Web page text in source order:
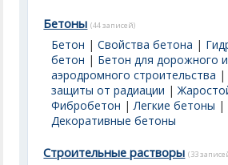
Бетоны (44 записей)
Бетон |Свойства бетона |
бетон | Бетон для дорожного и
аэродромного строительства |
защиты от радиации |
Фибробетон |Легкие бетоны |
Декоративные бетоны
Строительные растворы (33